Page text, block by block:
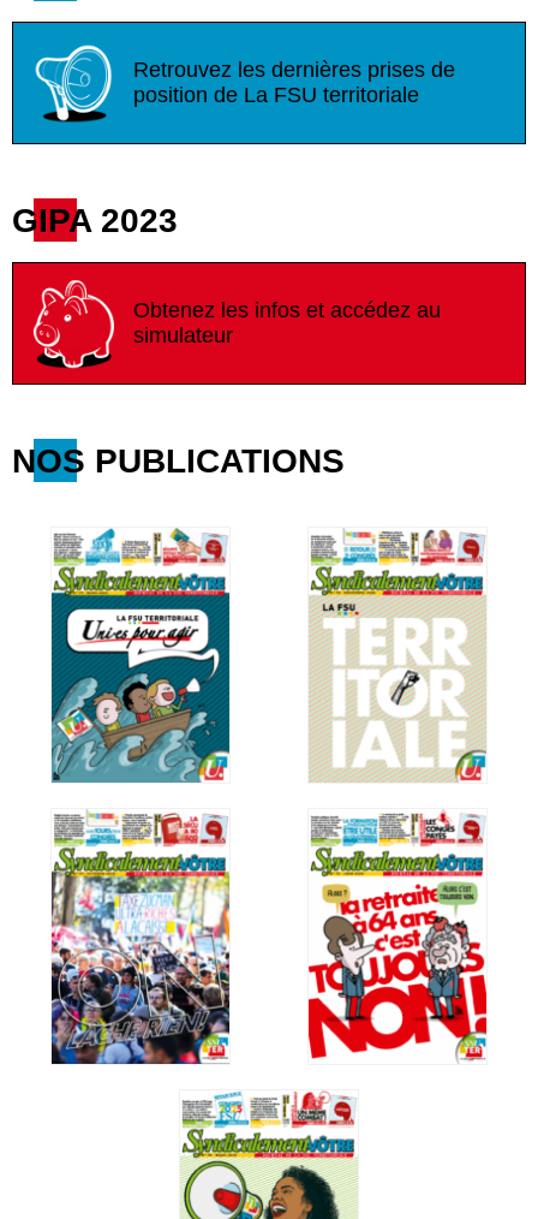
Retrouvez les dernières prises de
position de La FSU territoriale
GIPA 2023
Obtenez les infos et accédez au
simulateur
NOS PUBLICATIONS